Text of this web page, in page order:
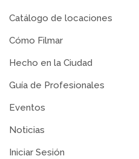
Catálogo de locaciones
Cómo Filmar
Hecho en la Ciudad
Guía de Profesionales
Eventos
Noticias
Iniciar Sesión